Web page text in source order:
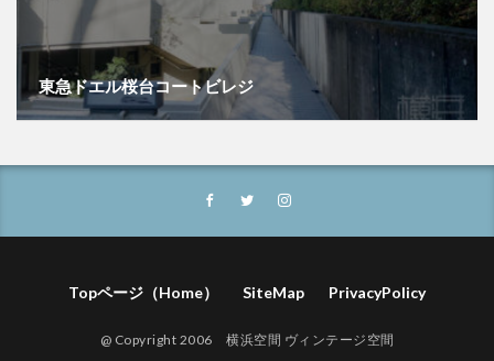
東急ドエル桜台コートビレジ
Topページ（Home） SiteMap PrivacyPolicy
@ Copyright 2006 横浜空間 ヴィンテージ空間